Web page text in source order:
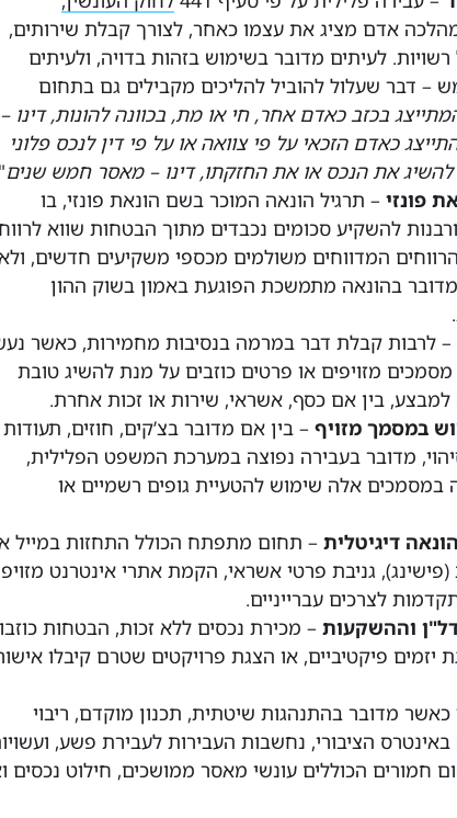
אדם מציג את עצמו כאחר, לצורך קבלת שירותים,
לעיתים מדובר בשימוש בזהות בדויה, ולעיתים
– דבר שעלול להוביל להליכים מקבילים גם בתחום
בכזב כאדם אחר, חי או מת, בכוונה להונות, דינו –
כאדם הזכאי על פי צוואה או על פי דין לנכס פלוני
להשיג את הנכס או את החזקתו, דינו – מאסר חמש שנים
פונזי – תרגיל הונאה המוכר בשם הונאת פונזי, בו
להשקיע סכומים נכבדים מתוך הבטחות שווא
המדווחים משולמים מכספי משקיעים חדשים,
בהונאה מתמשכת הפוגעת באמון בשוק ההון
– לרבות קבלת דבר במרמה בנסיבות מחמירות, כאשר
מזויפים או פרטים כוזבים על מנת להשיג טובת
בין אם כסף, אשראי, שירות או זכות אחרת.
במסמך מזויף – בין אם מדובר בצ’קים, חוזים, תעודות
מדובר בעבירה נפוצה במערכת המשפט הפלילית,
אלה שימוש להטעיית גופים רשמיים או
דיגיטלית – תחום מתפתח הכולל התחזות במייל
גניבת פרטי אשראי, הקמת אתרי אינטרנט
לצרכים עברייניים.
וההשקעות – מכירת נכסים ללא זכות, הבטחות
יזמים פיקטיביים, או הצגת פרויקטים שטרם קיבלו
מדובר בהתנהגות שיטתית, תכנון מוקדם, ריבוי
הציבורי, נחשבות העבירות לעבירת פשע,
חמורים הכוללים עונשי מאסר ממושכים, חילוט נכסים